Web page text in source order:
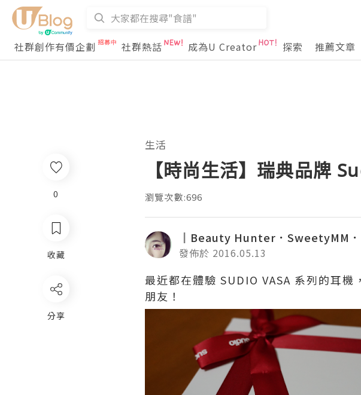
社群創作有價企劃 社群熱話 成為U Creator 探索 推薦文章
0
收藏
分享
生活
【時尚生活】瑞典品牌
瀏覽次數:696
║Beauty Hunter．SweetyMM
發佈於 2016.05.13
最近都在體驗 SUDIO VASA 系列的耳
朋友！